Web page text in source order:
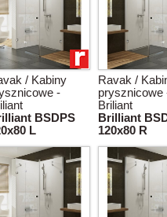
/ Kabiny
-
BSDPS
L
Ravak /
prysznicowe
Briliant
Brilliant
120x80 R